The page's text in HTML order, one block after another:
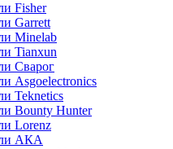
Fisher
Garrett
Minelab
Tianxun
Сварог
Asgoelectronics
Teknetics
Bounty Hunter
Lorenz
АКА